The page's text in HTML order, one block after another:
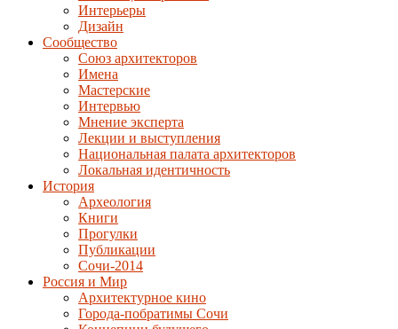
Интерьеры
Дизайн
Сообщество
Союз архитекторов
Имена
Мастерские
Интервью
Мнение эксперта
Лекции и выступления
Национальная палата архитекторов
Локальная идентичность
История
Археология
Книги
Прогулки
Публикации
Сочи-2014
Россия и Мир
Архитектурное кино
Города-побратимы Сочи